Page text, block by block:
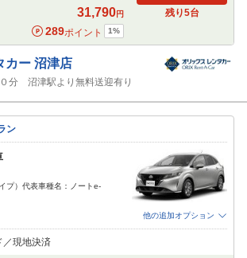
31,790円
289ポイント 1%
残り5台
カー 沼津店
０分 沼津駅より無料送迎有り
ン
プ）代表車種名：ノートe-
他の追加オプション
画面で選択ができます）
／現地決済